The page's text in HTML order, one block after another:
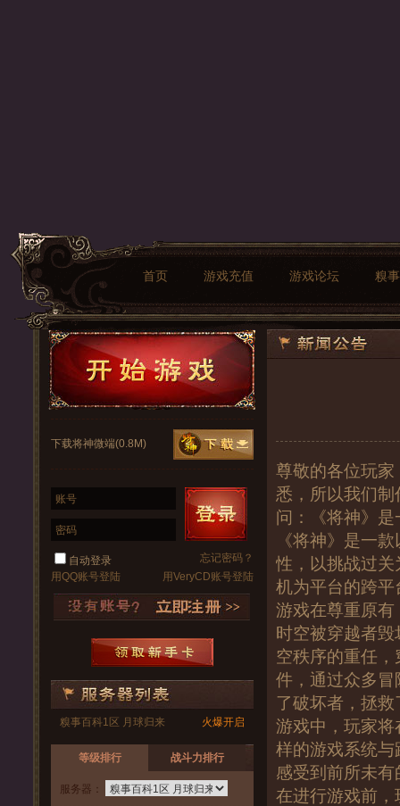
首页 游戏充值 游戏论坛 糗
下载将神微端(0.8M)
账号
密码
自动登录
忘记密码？
用QQ账号登陆
用VeryCD账号登陆
火爆开启
糗事百科1区 月球归来
等级排行 战斗力排行
服务器：
尊敬的各位玩
悉，所以我们
问：《将神》
《将神》是一
性，以挑战过
机为平台的跨
游戏在尊重原
时空被穿越者
空秩序的重任
件，通过众多
了破坏者，拯
游戏中，玩家
样的游戏系统
感受到前所未
在进行游戏前